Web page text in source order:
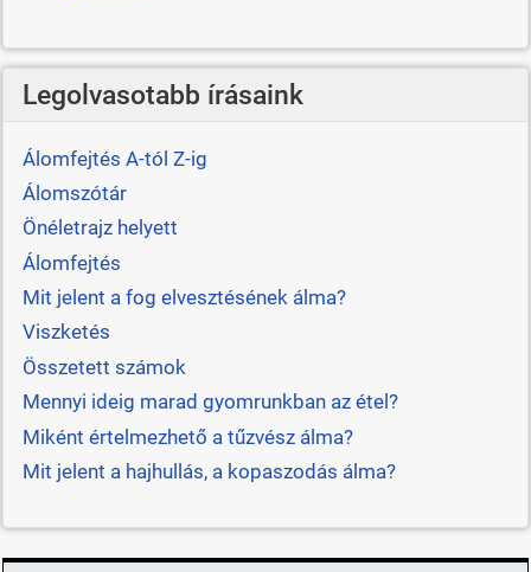
Legolvasotabb írásaink
Álomfejtés A-tól Z-ig
Álomszótár
Önéletrajz helyett
Álomfejtés
Mit jelent a fog elvesztésének álma?
Viszketés
Összetett számok
Mennyi ideig marad gyomrunkban az étel?
Miként értelmezhető a tűzvész álma?
Mit jelent a hajhullás, a kopaszodás álma?